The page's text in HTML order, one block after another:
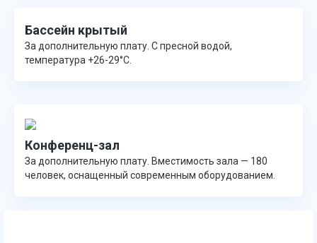
Бассейн крытый
За дополнительную плату. С пресной водой,
температура +26-29°C.
Конференц-зал
За дополнительную плату. Вместимость зала — 180
человек, оснащенный современным оборудованием.